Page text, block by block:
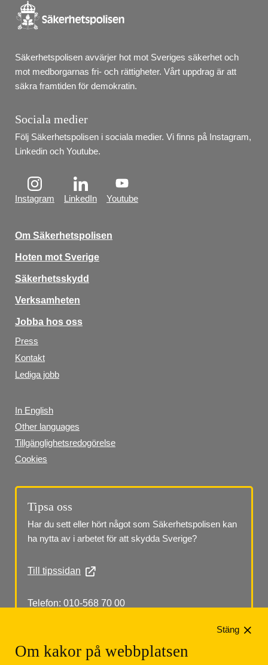
Säkerhetspolisen avvärjer hot mot Sveriges säkerhet och
mot medborgarnas fri- och rättigheter. Vårt uppdrag är att
säkra framtiden för demokratin.
Sociala medier
Följ Säkerhetspolisen i sociala medier. Vi finns på Instagram,
Linkedin och Youtube.
Instagram LinkedIn Youtube
Om Säkerhetspolisen
Hoten mot Sverige
Säkerhetsskydd
Verksamheten
Jobba hos oss
Press
Kontakt
Lediga jobb
In English
Other languages
Tillgänglighetsredogörelse
Cookies
Tipsa oss
Har du sett eller hört något som Säkerhetspolisen kan
ha nytta av i arbetet för att skydda Sverige?
Till tipssidan
Telefon: 010-568 70 00
Om kakor på webbplatsen
Stäng